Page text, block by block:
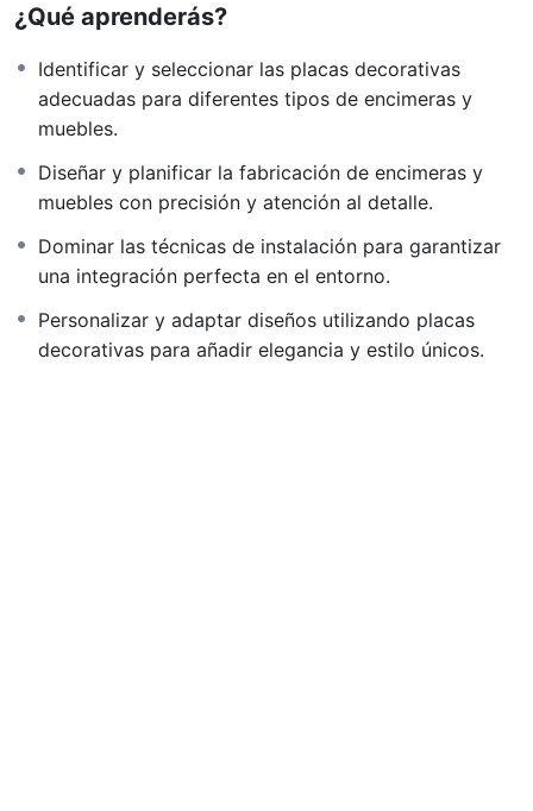
¿Qué aprenderás?
Identificar y seleccionar las placas decorativas
adecuadas para diferentes tipos de encimeras y
muebles.
Diseñar y planificar la fabricación de encimeras y
muebles con precisión y atención al detalle.
Dominar las técnicas de instalación para garantizar
una integración perfecta en el entorno.
Personalizar y adaptar diseños utilizando placas
decorativas para añadir elegancia y estilo únicos.